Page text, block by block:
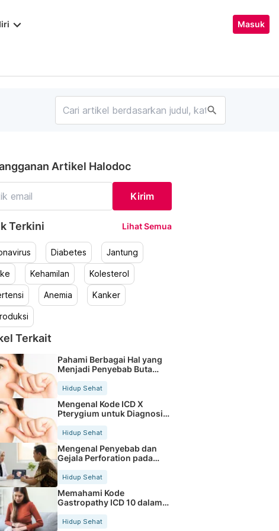
keyboard_arrow_down Masuk
search
Artikel Halodoc
Kirim
Terkini Lihat Semua
Diabetes Jantung
Kehamilan Kolesterol
Anemia Kanker
Terkait
Pahami Berbagai Hal yang
Menjadi Penyebab Buta
Hidup Sehat
Mengenal Kode ICD X
Pterygium untuk Diagnosis
Hidup Sehat
Mengenal Penyebab dan
Gejala Perforation pada
Tubuh
Hidup Sehat
Memahami Kode
Gastropathy ICD 10 dalam
Rekam Medis Pasien
Hidup Sehat